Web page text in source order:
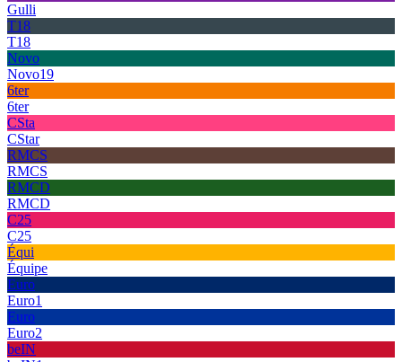
Gulli
T18
T18
Novo
Novo19
6ter
6ter
CSta
CStar
RMCS
RMCS
RMCD
RMCD
C25
C25
Équi
Équipe
Euro
Euro1
Euro
Euro2
beIN